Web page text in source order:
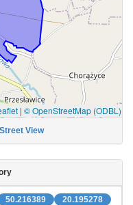
| © OpenStreetMap (ODBL)
View
20.195278
50.216389